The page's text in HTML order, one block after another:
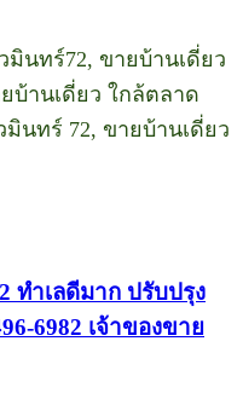
มินทร์72, ขายบ้านเดี่ยว
บ้านเดี่ยว ใกล้ตลาด
นทร์ 72, ขายบ้านเดี่ยว
ทำเลดีมาก ปรับปรุง
6982 เจ้าของขาย